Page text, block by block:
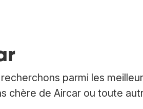
parmi les
chère de Aircar ou toute